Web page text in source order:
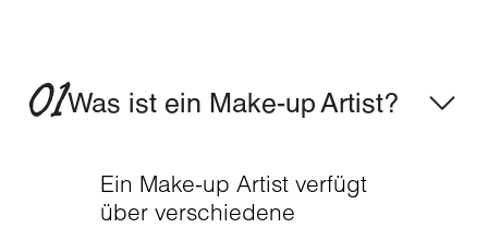
01Was ist ein Make-up Artist?
Ein Make-up Artist verfügt
über verschiedene